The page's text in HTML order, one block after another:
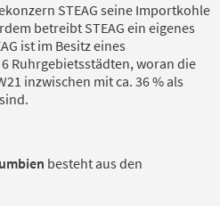
STEAG seine Importkohle
betreibt STEAG ein eigenes
ist im Besitz eines
Ruhrgebietsstädten, woran die
inzwischen mit ca. 36 % als
besteht aus den